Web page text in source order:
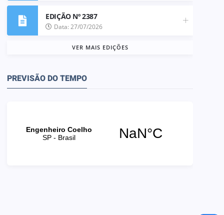
EDIÇÃO Nº 2387
Data: 27/07/2026
VER MAIS EDIÇÕES
PREVISÃO DO TEMPO